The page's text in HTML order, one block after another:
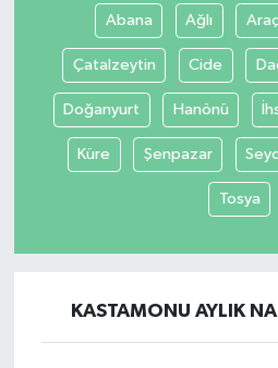
Abana Ağlı Araç
Çatalzeytin Cide
Doğanyurt Hanönü
Küre Şenpazar
Tosya
KASTAMONU AYLIK